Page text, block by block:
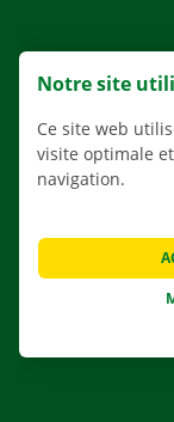
Notre site
Ce site web
visite optimale
navigation.